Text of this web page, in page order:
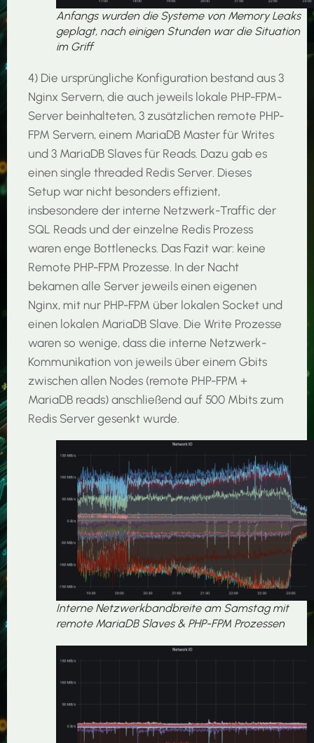
Anfangs wurden die Systeme von Memory Leaks
geplagt, nach einigen Stunden war die Situation
im Griff
4) Die ursprüngliche Konfiguration bestand aus 3
Nginx Servern, die auch jeweils lokale PHP-FPM-
Server beinhalteten, 3 zusätzlichen remote PHP-
FPM Servern, einem MariaDB Master für Writes
und 3 MariaDB Slaves für Reads. Dazu gab es
einen single threaded Redis Server. Dieses
Setup war nicht besonders effizient,
insbesondere der interne Netzwerk-Traffic der
SQL Reads und der einzelne Redis Prozess
waren enge Bottlenecks. Das Fazit war: keine
Remote PHP-FPM Prozesse. In der Nacht
bekamen alle Server jeweils einen eigenen
Nginx, mit nur PHP-FPM über lokalen Socket und
einen lokalen MariaDB Slave. Die Write Prozesse
waren so wenige, dass die interne Netzwerk-
Kommunikation von jeweils über einem Gbits
zwischen allen Nodes (remote PHP-FPM +
MariaDB reads) anschließend auf 500 Mbits zum
Redis Server gesenkt wurde.
Interne Netzwerkbandbreite am Samstag mit
remote MariaDB Slaves & PHP-FPM Prozessen